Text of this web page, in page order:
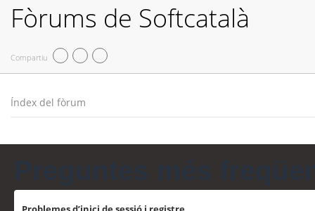
Fòrums de Softcatalà
Compartiu
Índex del fòrum